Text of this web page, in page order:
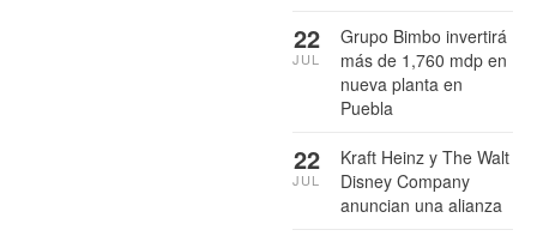
Grupo Bimbo invertirá
más de 1,760 mdp en
nueva planta en
Puebla
22
JUL
Kraft Heinz y The Walt
Disney Company
anuncian una alianza
22
JUL